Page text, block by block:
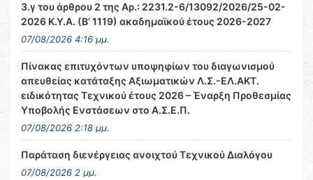
3.γ του άρθρου 2 της Αρ.: 2231.2-6/13092/2026/25-02-
2026 Κ.Υ.Α. (Β’ 1119) ακαδημαϊκού έτους 2026-2027
07/08/2026 4:16 μμ.
Πίνακας επιτυχόντων υποψηφίων του διαγωνισμού
απευθείας κατάταξης Αξιωματικών Λ.Σ.-ΕΛ.ΑΚΤ.
ειδικότητας Τεχνικού έτους 2026 – Έναρξη Προθεσμίας
Υποβολής Ενστάσεων στο Α.Σ.Ε.Π.
07/08/2026 2:18 μμ.
Παράταση διενέργειας ανοιχτού Τεχνικού Διαλόγου
07/08/2026 2 μμ.